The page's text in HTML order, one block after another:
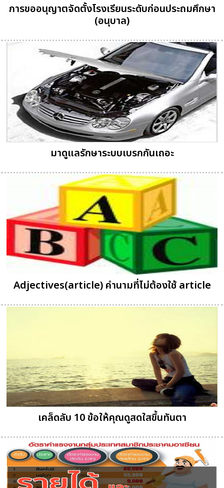
การขออนุญาตจัดตั้งโรงเรียนระดับก่อนประถมศึกษา
(อนุบาล)
มาดูแลรักษาระบบเบรกกันเถอะ
Adjectives(article) คำนามที่ไม่ต้องใช้ article
เคล็ดลับ 10 ข้อให้คุณดูสดใสขึ้นทันตา